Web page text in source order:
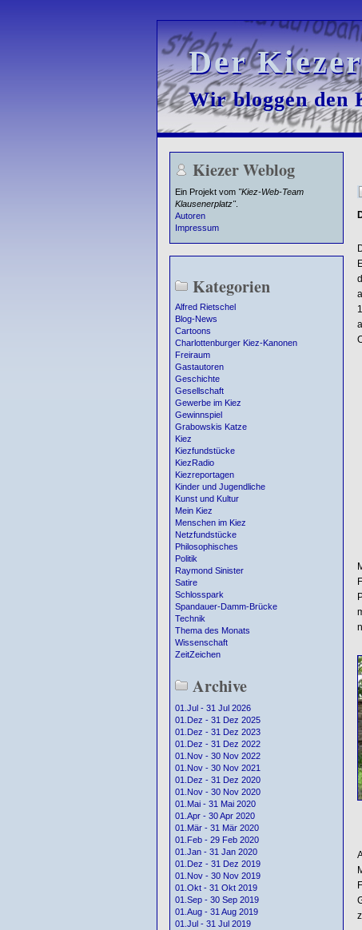
Der
Der
Wir bloggen den
Wir bloggen den
Kiezer Weblog
Ein Projekt vom "Kiez-Web-Team
Klausenerplatz".
Autoren
Impressum
Kategorien
Alfred Rietschel
Blog-News
Cartoons
Charlottenburger Kiez-Kanonen
Freiraum
Gastautoren
Geschichte
Gesellschaft
Gewerbe im Kiez
Gewinnspiel
Grabowskis Katze
Kiez
Kiezfundstücke
KiezRadio
Kiezreportagen
Kinder und Jugendliche
Kunst und Kultur
Mein Kiez
Menschen im Kiez
Netzfundstücke
Philosophisches
Politik
Raymond Sinister
Satire
Schlosspark
Spandauer-Damm-Brücke
Technik
Thema des Monats
Wissenschaft
ZeitZeichen
Archive
01.Jul - 31 Jul 2026
01.Dez - 31 Dez 2025
01.Dez - 31 Dez 2023
01.Dez - 31 Dez 2022
01.Nov - 30 Nov 2022
01.Nov - 30 Nov 2021
01.Dez - 31 Dez 2020
01.Nov - 30 Nov 2020
01.Mai - 31 Mai 2020
01.Apr - 30 Apr 2020
01.Mär - 31 Mär 2020
01.Feb - 29 Feb 2020
01.Jan - 31 Jan 2020
01.Dez - 31 Dez 2019
01.Nov - 30 Nov 2019
01.Okt - 31 Okt 2019
01.Sep - 30 Sep 2019
01.Aug - 31 Aug 2019
01.Jul - 31 Jul 2019